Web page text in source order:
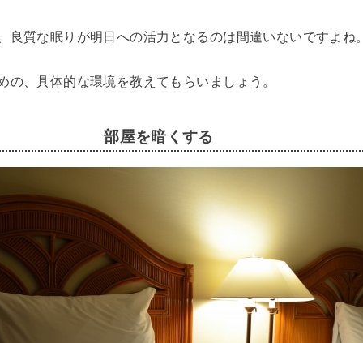
良質な眠りが明日への活力となるのは間違いないですよね。
の、具体的な環境を教えてもらいましょう。
部屋を暗くする